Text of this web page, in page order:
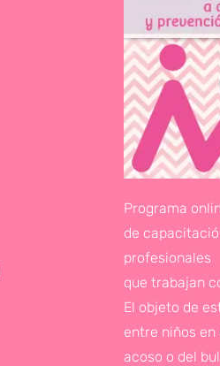
Programa
de
profesionales
que trabajan
El objeto de
entre niños
acoso o del